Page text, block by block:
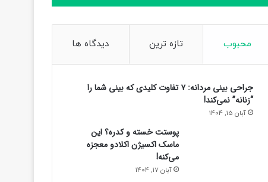
محبوب تازه ترین دیدگاه ها
جراحی بینی مردانه: ۷ تفاوت کلیدی که بینی شما را
“زنانه” نمی‌کند!
آبان 15, 1404
پوستت خسته و کدره؟ این
ماسک اکسیژن اکلادو معجزه
می‌کنه!
آبان 17, 1404